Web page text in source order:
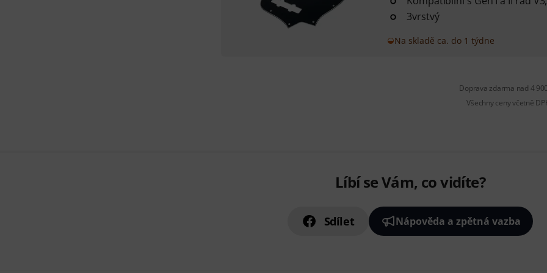
3vrstvý
Na skladě ca. do 1 týdne
Doprava zdarma nad 4
Všechny ceny včetně
Líbí se Vám, co vidíte?
Sdílet Nápověda a zpětná vazba